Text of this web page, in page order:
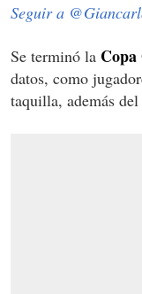
Seguir a
Se terminó la
datos, como
taquilla, además